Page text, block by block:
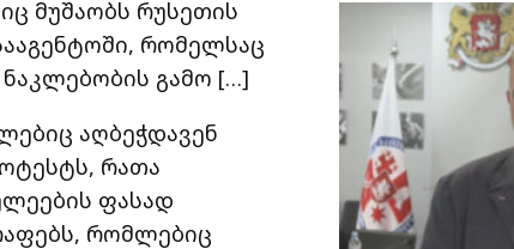
მუშაობს რუსეთის
რომელსაც
გამო […]
აღბეჭდავენ
რათა
ფასად
რომლებიც